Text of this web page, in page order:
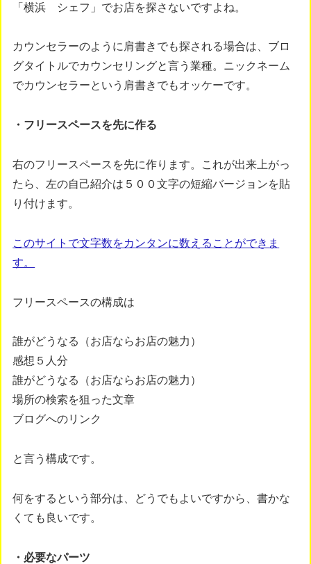
「横浜 シェフ」でお店を探さないですよね。
カウンセラーのように肩書きでも探される場合は、ブロ
グタイトルでカウンセリングと言う業種。ニックネーム
でカウンセラーという肩書きでもオッケーです。
・フリースペースを先に作る
右のフリースペースを先に作ります。これが出来上がっ
たら、左の自己紹介は５００文字の短縮バージョンを貼
り付けます。
このサイトで文字数をカンタンに数えることができま
す。
フリースペースの構成は
誰がどうなる（お店ならお店の魅力）
感想５人分
誰がどうなる（お店ならお店の魅力）
場所の検索を狙った文章
ブログへのリンク
と言う構成です。
何をするという部分は、どうでもよいですから、書かな
くても良いです。
・必要なパーツ